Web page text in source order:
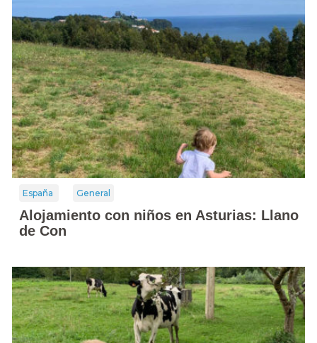
España General
Alojamiento con niños en Asturias: Llano
de Con